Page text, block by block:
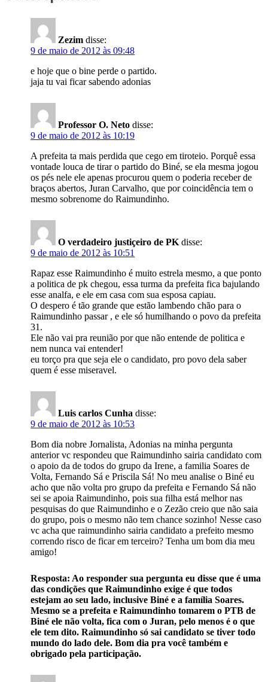
Zezim disse:
9 de maio de 2012 às 09:48
e hoje que o bine perde o partido.
jaja tu vai ficar sabendo adonias
Professor O. Neto disse:
9 de maio de 2012 às 10:19
A prefeita ta mais perdida que cego em tiroteio. Porquê essa
vontade louca de tirar o partido do Biné, se ela mesma jogou
os pés nele ele apenas procurou quem o poderia receber de
braços abertos, Juran Carvalho, que por coincidência tem o
mesmo sobrenome do Raimundinho.
O verdadeiro justiçeiro de PK disse:
9 de maio de 2012 às 10:51
Rapaz esse Raimundinho é muito estrela mesmo, a que ponto
a politica de pk chegou, essa turma da prefeita fica bajulando
esse analfa, e ele em casa com sua esposa capiau.
O despero é tão grande que estão lambendo chão para o
Raimundinho passar , e ele só humilhando o povo da prefeita
31.
Ele não vai pra reunião por que não entende de politica e
nem nunca vai entender!
eu torço pra que seja ele o candidato, pro povo dela saber
quem é esse miseravel.
Luis carlos Cunha disse:
9 de maio de 2012 às 10:53
Bom dia nobre Jornalista, Adonias na minha pergunta
anterior vc respondeu que Raimundinho sairia candidato com
o apoio da de todos do grupo da Irene, a familia Soares de
Volta, Fernando Sá e Priscila Sá! No meu analise o Biné eu
acho que não volta pro grupo da prefeita e Fernando Sá não
sei se apoia Raimundinho, pois sua filha está melhor nas
pesquisas do que Raimundinho e o Zezão creio que não saia
do grupo, pois o mesmo não tem chance sozinho! Nesse caso
vc acha que raimundinho sairia candidato a prefeito mesmo
correndo risco de ficar em terceiro? Tenha um bom dia meu
amigo!
Resposta: Ao responder sua pergunta eu disse que é uma
das condições que Raimundinho exige é que todos
estejam ao seu lado, inclusive Biné e a família Soares.
Mesmo se a prefeita e Raimundinho tomarem o PTB de
Biné ele não volta, fica com o Juran, pelo menos é o que
ele tem dito. Raimundinho só sai candidato se tiver todo
mundo do lado dele. Bom dia pra você também e
obrigado pela participação.